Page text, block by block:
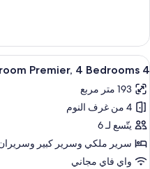
3
Bedroom
Premier,
Bedrooms
استعراض
جميع
صور
4
Bedroom
Premier,
4
4 4 Bedroom Premier, 4 Bedrooms
193 متر مربع
4 من غرف النوم
يتّسع لـ 6
سرير ملكي‫‬ وسرير كبير‫‬
واي فاي مجاني